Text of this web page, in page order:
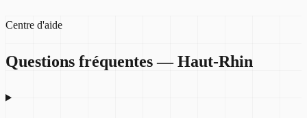
Centre d'aide
Questions fréquentes —Haut-Rhin